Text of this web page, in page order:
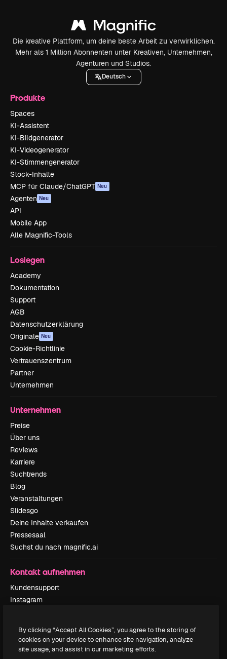
Die kreative Plattform, um deine beste Arbeit zu verwirklichen.
Mehr als 1 Million Abonnenten unter Kreativen, Unternehmen,
Agenturen und Studios.
Deutsch
Produkte
Spaces
KI-Assistent
KI-Bildgenerator
KI-Videogenerator
KI-Stimmengenerator
Stock-Inhalte
MCP für Claude/ChatGPT Neu
Agenten Neu
API
Mobile App
Alle Magnific-Tools
Loslegen
Academy
Dokumentation
Support
AGB
Datenschutzerklärung
Originale Neu
Cookie-Richtlinie
Vertrauenszentrum
Partner
Unternehmen
Unternehmen
Preise
Über uns
Reviews
Karriere
Suchtrends
Blog
Veranstaltungen
Slidesgo
Deine Inhalte verkaufen
Pressesaal
Suchst du nach magnific.ai
Kontakt aufnehmen
Kundensupport
Instagram
TikTok
Discord
By clicking “Accept All Cookies”, you agree to the storing of
cookies on your device to enhance site navigation, analyze
site usage, and assist in our marketing efforts.